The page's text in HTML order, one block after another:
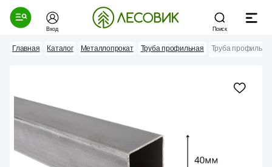
Вход Поиск
Главная Каталог Металлопрокат Труба профильная Труба